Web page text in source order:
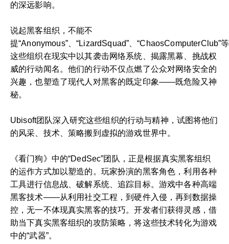
的深远影响。
说起黑客组织，不能不
提“Anonymous”、“LizardSquad”、“ChaosComputerClub”
这些组织在现实中以其袭击网络系统、揭露黑幕、挑战权
威的行动闻名。他们的行动不仅点燃了公众对网络安全的
兴趣，也塑造了现代人对黑客的既定印象——既危险又神
秘。
Ubisoft团队深入研究这些组织的行动与精神，试图将他们
的风采、技术、策略搬到虚拟的游戏世界中。
《看门狗》中的“DedSec”团队，正是根据真实黑客组织
的运作方式加以塑造的。玩家扮演的黑客角色，利用各种
工具进行信息战、破解系统、追踪目标。游戏中各种高端
黑客技术——从利用社交工程，到硬件入侵，再到数据操
控，无一不体现真实黑客的技巧。开发者们获得灵感，借
助当下真实黑客组织的攻防策略，将这些技术转化为游戏
中的“武器”。